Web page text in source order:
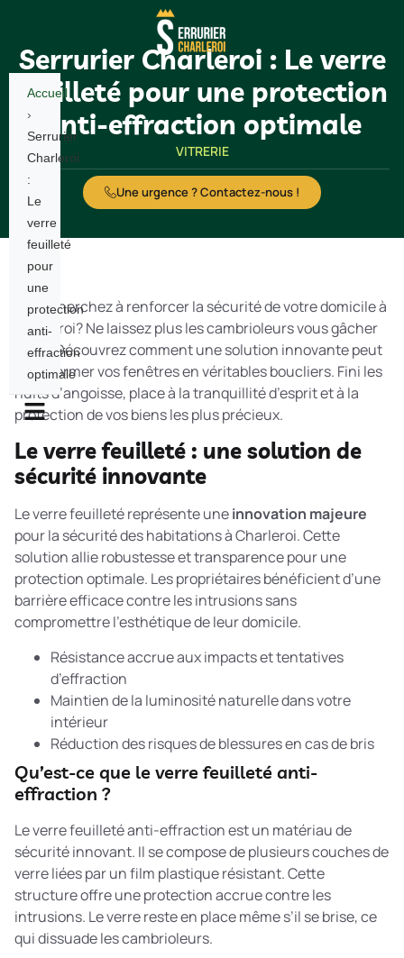
Serrurier Charleroi : Le verre
feuilleté pour une protection
anti-effraction optimale
VITRERIE
Une urgence ? Contactez-nous !
Vous cherchez à renforcer la sécurité de votre domicile à
Charleroi? Ne laissez plus les cambrioleurs vous gâcher
la vie! Découvrez comment une solution innovante peut
transformer vos fenêtres en véritables boucliers. Fini les
nuits d’angoisse, place à la tranquillité d’esprit et à la
protection de vos biens les plus précieux.
Le verre feuilleté : une solution de
sécurité innovante
Le verre feuilleté représente uneinnovation majeure
pour la sécurité des habitations à Charleroi. Cette
solution allie robustesse et transparence pour une
protection optimale. Les propriétaires bénéficient d’une
barrière efficace contre les intrusions sans
compromettre l’esthétique de leur domicile.
Résistance accrue aux impacts et tentatives
d’effraction
Maintien de la luminosité naturelle dans votre
intérieur
Réduction des risques de blessures en cas de bris
Qu’est-ce que le verre feuilleté anti-
effraction ?
Le verre feuilleté anti-effraction est un matériau de
sécurité innovant. Il se compose de plusieurs couches de
verre liées par un film plastique résistant. Cette
structure offre une protection accrue contre les
intrusions. Le verre reste en place même s’il se brise, ce
qui dissuade les cambrioleurs.
Accueil
›
Serrurier
Charleroi
:
Le
verre
feuilleté
pour
une
protection
anti-
effraction
optimale